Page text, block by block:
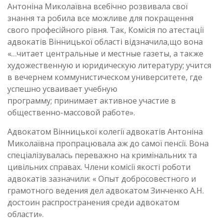
Антоніна Миколаївна всебічно розвивала свої
знання та робила все можливе для покращення
свого професійного рівня. Так, Комісія по атестації
адвокатів Вінницької області відзначила,що вона
«…читает центральные и местные газеты, а также
художественную и юридическую литературу; учится
в вечернем коммунистическом университете, где
успешно усваивает учебную
программу; принимает активное участие в
общественно-массовой работе».
Адвокатом Вінницької колегії адвокатів Антоніна
Миколаївна пропрацювала аж до самої пенсії. Вона
спеціалізувалась переважно на кримінальних та
цивільних справах. Члени комісії якості роботи
адвокатів зазначили: « Опыт добросовестного и
грамотного ведения дел адвокатом Зинченко А.Н.
достоин распространения среди адвокатом
области».